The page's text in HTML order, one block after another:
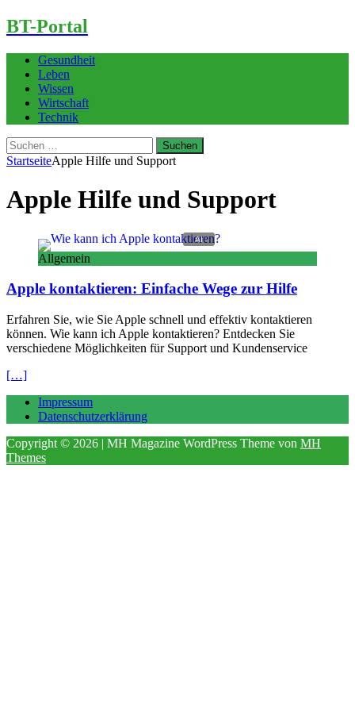
BT-Portal
Gesundheit
Leben
Wissen
Wirtschaft
Technik
Suchen
nach:
StartseiteApple Hilfe und Support
Apple Hilfe und Support
Allgemein
Apple kontaktieren: Einfache Wege zur Hilfe
Erfahren Sie, wie Sie Apple schnell und effektiv kontaktieren
können. Wie kann ich Apple kontaktieren? Entdecken Sie
verschiedene Möglichkeiten für Support und Kundenservice
[…]
Impressum
Datenschutzerklärung
Copyright © 2026 | MH Magazine WordPress Theme von MH
Themes